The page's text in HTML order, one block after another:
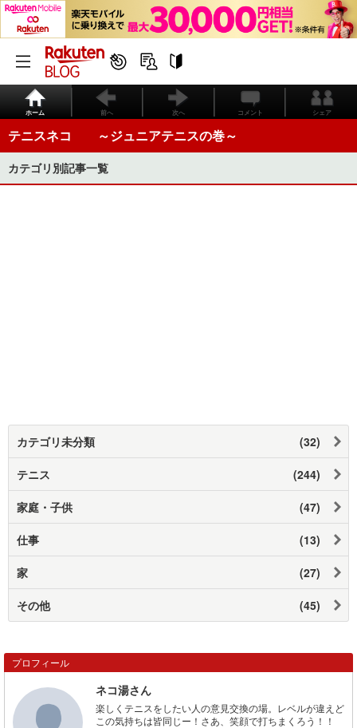
ホーム 前へ 次へ コメント シェア
テニスネコ ～ジュニアテニスの巻～
カテゴリ別記事一覧
カテゴリ未分類 (32)
テニス (244)
家庭・子供 (47)
仕事 (13)
家 (27)
その他 (45)
プロフィール
ネコ湯さん
楽しくテニスをしたい人の意見交換の場。レベルが違えど
この気持ちは皆同じー！さあ、笑顔で打ちまくろう！！